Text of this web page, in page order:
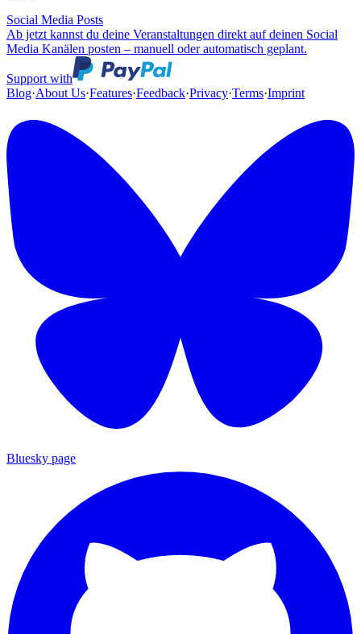
Social Media Posts
Ab jetzt kannst du deine Veranstaltungen direkt auf deinen Social
Media Kanälen posten – manuell oder automatisch geplant.
Support with
Blog·About Us·Features·Feedback·Privacy·Terms·Imprint
Bluesky page